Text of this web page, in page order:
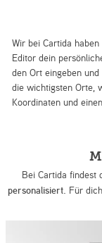
Wir bei Cartida
Editor dein
den Ort eingeben
die wichtigsten Orte,
Koordinaten und
Bei Cartida findest
personalisiert. Für